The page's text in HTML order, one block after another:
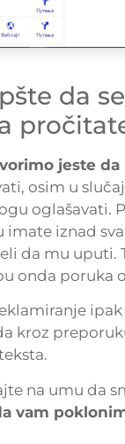
da
jeste
osim u
oglašavati.
iznad
da mu uputi.
onda poruka
kroz
na umu da
vam